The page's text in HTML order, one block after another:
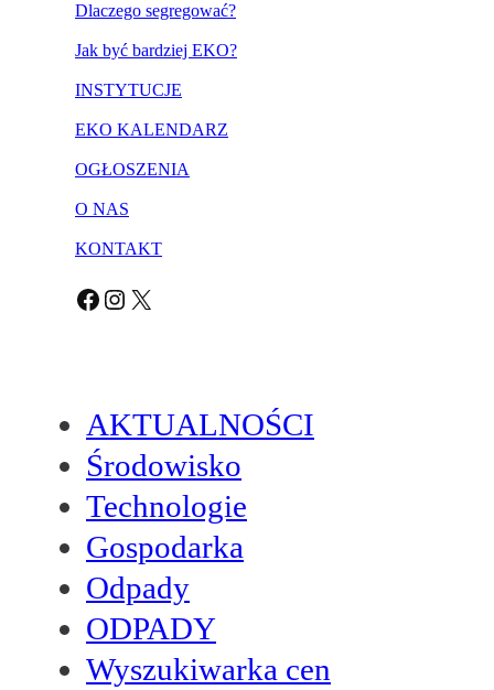
Dlaczego segregować?
Jak być bardziej EKO?
INSTYTUCJE
EKO KALENDARZ
OGŁOSZENIA
O NAS
KONTAKT
Facebook Instagram X
AKTUALNOŚCI
Środowisko
Technologie
Gospodarka
Odpady
ODPADY
Wyszukiwarka cen